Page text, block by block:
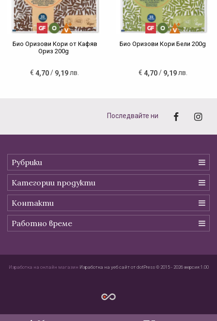
Био Оризови Кори от Кафяв
Ориз 200g
€ 4,70/ 9,19лв.
Био Оризови Кори Бели 200g
€ 4,70/ 9,19лв.
Последвайте ни
Рубрики
Категории продукти
Контакти
Работно време
Изработка на онлайн магазин Изработка на уеб сайт от dotPress © 2015 - 2026 версия:1.00